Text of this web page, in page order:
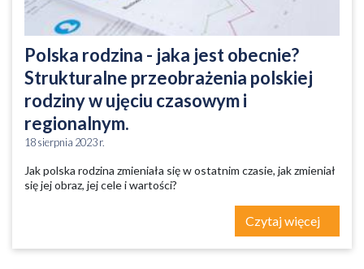
Polska rodzina - jaka jest obecnie?
Strukturalne przeobrażenia polskiej
rodziny w ujęciu czasowym i
regionalnym.
18 sierpnia 2023 r.
Jak polska rodzina zmieniała się w ostatnim czasie, jak zmieniał
się jej obraz, jej cele i wartości?
Czytaj więcej